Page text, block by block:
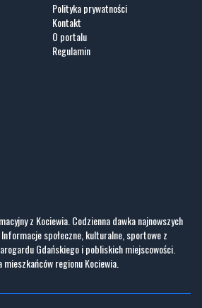
Polityka prywatności
Kontakt
O portalu
Regulamin
z Kociewia. Codzienna dawka najnowszych
społeczne, kulturalne, sportowe z
Gdańskiego i pobliskich miejscowości.
regionu Kociewia.